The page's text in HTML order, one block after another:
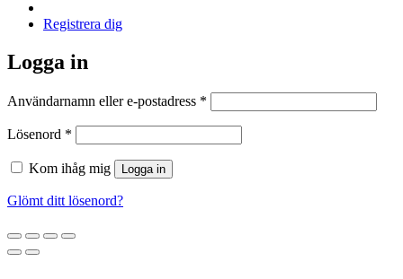
Registrera dig
Logga in
Användarnamn eller e-postadress *
Lösenord *
Kom ihåg mig Logga in
Glömt ditt lösenord?